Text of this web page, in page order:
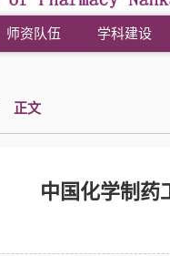
师资队伍 学科建设
正文
中国化学制药